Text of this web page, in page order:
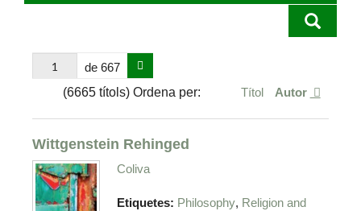
de 667
(6665 títols) Ordena per:
Títol Autor
Wittgenstein Rehinged
Coliva
Etiquetes: Philosophy, Religion and